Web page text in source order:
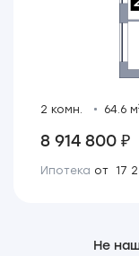
2 комн. 64.6 м
8 914 800 ₽
Ипотека от 17
Не